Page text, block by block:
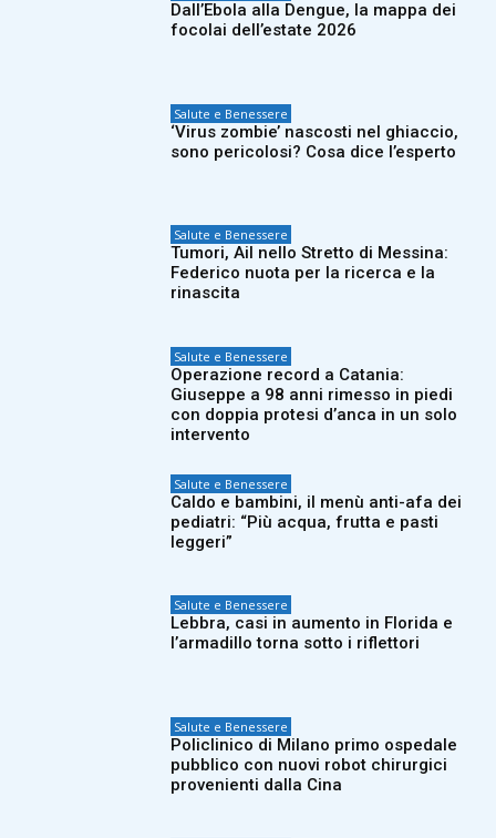
Dall’Ebola alla Dengue, la mappa dei
focolai dell’estate 2026
Salute e Benessere
‘Virus zombie’ nascosti nel ghiaccio,
sono pericolosi? Cosa dice l’esperto
Salute e Benessere
Tumori, Ail nello Stretto di Messina:
Federico nuota per la ricerca e la
rinascita
Salute e Benessere
Operazione record a Catania:
Giuseppe a 98 anni rimesso in piedi
con doppia protesi d’anca in un solo
intervento
Salute e Benessere
Caldo e bambini, il menù anti-afa dei
pediatri: “Più acqua, frutta e pasti
leggeri”
Salute e Benessere
Lebbra, casi in aumento in Florida e
l’armadillo torna sotto i riflettori
Salute e Benessere
Policlinico di Milano primo ospedale
pubblico con nuovi robot chirurgici
provenienti dalla Cina